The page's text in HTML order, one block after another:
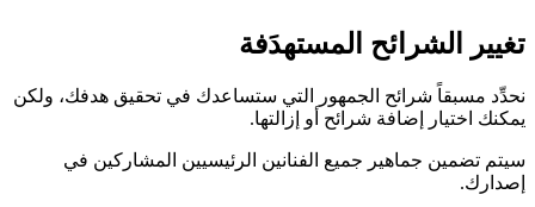
تغيير الشرائح المستهدَفة
نحدِّد مسبقاً شرائح الجمهور التي ستساعدك في تحقيق هدفك، ولكن
يمكنك اختيار إضافة شرائح أو إزالتها.
سيتم تضمين جماهير جميع الفنانين الرئيسيين المشاركين في
إصدارك.